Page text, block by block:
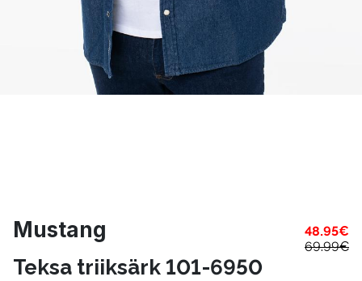
Mustang 48.95€
69.99€
Teksa triiksärk 101-6950